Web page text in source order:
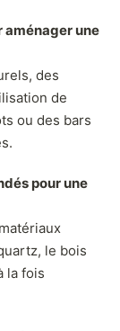
aménager une
des
de
ou des bars
pour une
le bois
la fois